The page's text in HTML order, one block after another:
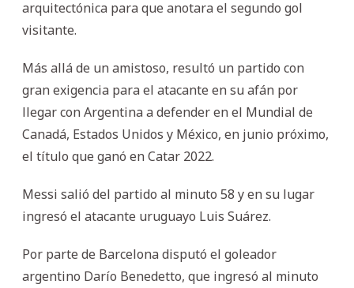
arquitectónica para que anotara el segundo gol
visitante.
Más allá de un amistoso, resultó un partido con
gran exigencia para el atacante en su afán por
llegar con Argentina a defender en el Mundial de
Canadá, Estados Unidos y México, en junio próximo,
el título que ganó en Catar 2022.
Messi salió del partido al minuto 58 y en su lugar
ingresó el atacante uruguayo Luis Suárez.
Por parte de Barcelona disputó el goleador
argentino Darío Benedetto, que ingresó al minuto